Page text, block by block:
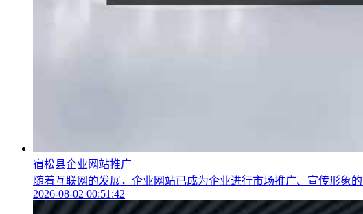
宿松县企业网站推广
随着互联网的发展，企业网站已成为企业进行市场推广、宣传形象
2026-08-02 00:51:42